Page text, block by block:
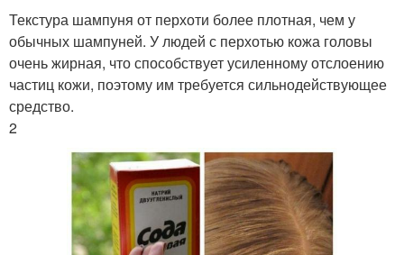
Текстура шампуня от перхоти более плотная, чем у
обычных шампуней. У людей с перхотью кожа головы
очень жирная, что способствует усиленному отслоению
частиц кожи, поэтому им требуется сильнодействующее
средство.
2